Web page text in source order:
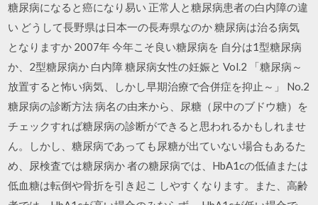
糖尿病になると癌になり易い 正常人と糖尿病患者の白内障の違
い どうして長野県は日本一の長寿県なのか 糖尿病は治る病気
となりますか 2007年 今年こそ良い糖尿病を 自分は1型糖尿病
か、2型糖尿病か 白内障 糖尿病女性の妊娠と Vol.2 「糖尿病～
放置すると怖い病気、しかし早期治療で合併症を抑止～」 No.2
糖尿病の診断方法 病名の由来から、尿糖（尿中のブドウ糖）を
チェックすれば糖尿病の診断ができると思われるかもしれませ
ん。しかし、糖尿病であっても尿糖が出ていない場合もあるた
め、尿検査では糖尿病か 者の糖尿病では、HbA1cの低値または
低血糖は転倒や骨折を引き起こ しやすくなります。また、高齢